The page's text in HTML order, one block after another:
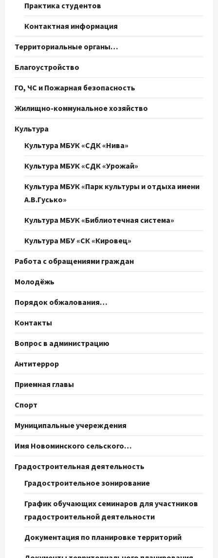
Практика студентов
Контактная информация
Территориальные органы…
Благоустройство
ГО, ЧС и Пожарная безопасность
Жилищно-коммунальное хозяйство
Культура
Культура МБУК «СДК «Нива»
Культура МБУК «СДК «Урожай»
Культура МБУК «Парк культуры и отдыха имени
А.В.Гусько»
Культура МБУК «Библиотечная система»
Культура МБУ «СК «Кировец»
Работа с обращениями граждан
Молодёжь
Порядок обжалования…
Контакты
Вопрос в администрацию
Антитеррор
Приемная главы
Спорт
Муниципальные учереждения
Имя Новоминского сельского…
Градостроительная деятельность
Градостроительное зонирование
График обучающих семинаров для участников
градостроительной деятельности
Документация по планировке территорий